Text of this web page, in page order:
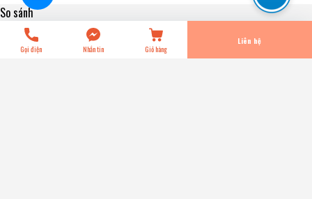
So sánh
Tiến Hành Thanh Toán
Gọi điện Nhắn tin Giỏ hàng
Liên hệ